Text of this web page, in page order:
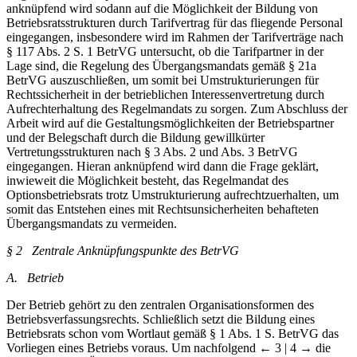
anknüpfend wird sodann auf die Möglichkeit der Bildung von
Betriebsratsstrukturen durch Tarifvertrag für das fliegende Personal
eingegangen, insbesondere wird im Rahmen der Tarifverträge nach
§ 117 Abs. 2 S. 1 BetrVG untersucht, ob die Tarifpartner in der
Lage sind, die Regelung des Übergangsmandats gemäß § 21a
BetrVG auszuschließen, um somit bei Umstrukturierungen für
Rechtssicherheit in der betrieblichen Interessenvertretung durch
Aufrechterhaltung des Regelmandats zu sorgen. Zum Abschluss der
Arbeit wird auf die Gestaltungsmöglichkeiten der Betriebspartner
und der Belegschaft durch die Bildung gewillkürter
Vertretungsstrukturen nach § 3 Abs. 2 und Abs. 3 BetrVG
eingegangen. Hieran anknüpfend wird dann die Frage geklärt,
inwieweit die Möglichkeit besteht, das Regelmandat des
Optionsbetriebsrats trotz Umstrukturierung aufrechtzuerhalten, um
somit das Entstehen eines mit Rechtsunsicherheiten behafteten
Übergangsmandats zu vermeiden.
§ 2 Zentrale Anknüpfungspunkte des BetrVG
A. Betrieb
Der Betrieb gehört zu den zentralen Organisationsformen des
Betriebsverfassungsrechts. Schließlich setzt die Bildung eines
Betriebsrats schon vom Wortlaut gemäß § 1 Abs. 1 S. BetrVG das
Vorliegen eines Betriebs voraus. Um nachfolgend ← 3 | 4 → die